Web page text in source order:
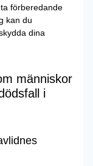
förberedande
kan du
dina
människor
i